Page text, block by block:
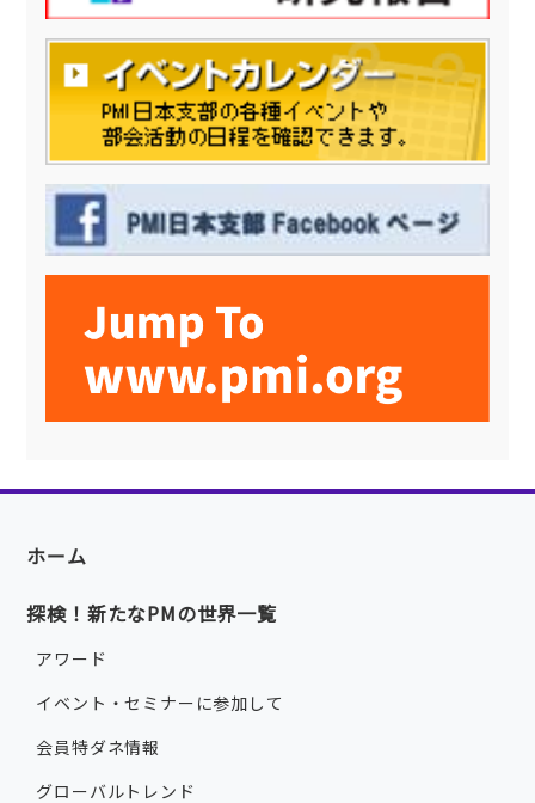
ホーム
探検！新たなPMの世界一覧
アワード
イベント・セミナーに参加して
会員特ダネ情報
グローバルトレンド